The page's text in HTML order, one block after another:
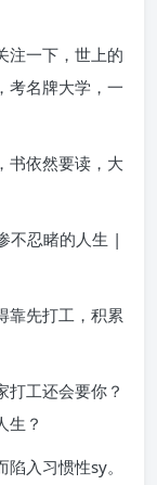
注一下，世上的
考名牌大学，一
书依然要读，大
靠先打工，积累
打工还会要你？
生？
入习惯性sy。